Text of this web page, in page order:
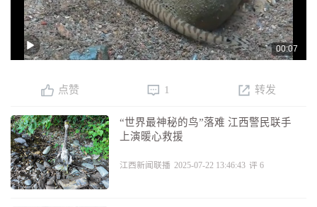
00:07
点赞 1 转发
“世界最神秘的鸟”落难 江西警民联手
上演暖心救援
江西新闻联播 2025-07-22 13:46:43 评6